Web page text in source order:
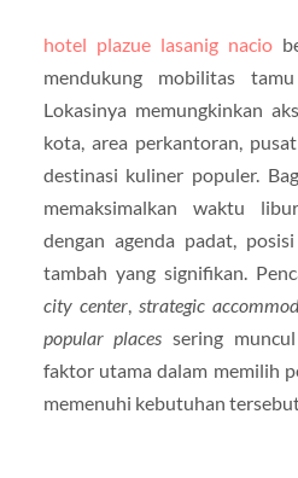
hotel plazue lasanig nacio
mendukung mobilitas
Lokasinya memungkinkan
kota, area perkantoran,
destinasi kuliner populer.
memaksimalkan waktu
dengan agenda padat,
tambah yang signifikan.
city center,strategic
popular places sering
faktor utama dalam memilih
memenuhi kebutuhan